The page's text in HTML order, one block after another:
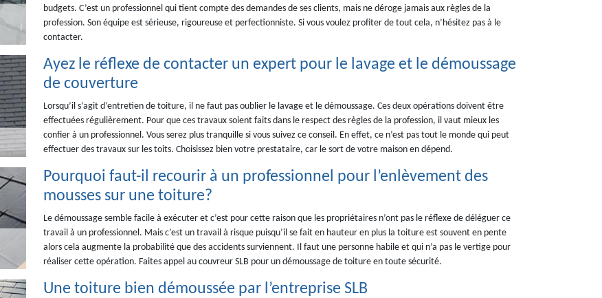
budgets. C’est un professionnel qui tient compte des demandes de ses clients, mais ne déroge jamais aux règles de la
profession. Son équipe est sérieuse, rigoureuse et perfectionniste. Si vous voulez profiter de tout cela, n’hésitez pas à le
contacter.
Ayez le réflexe de contacter un expert pour le lavage et le démoussage
de couverture
Lorsqu’il s’agit d’entretien de toiture, il ne faut pas oublier le lavage et le démoussage. Ces deux opérations doivent être
effectuées régulièrement. Pour que ces travaux soient faits dans le respect des règles de la profession, il vaut mieux les
confier à un professionnel. Vous serez plus tranquille si vous suivez ce conseil. En effet, ce n’est pas tout le monde qui peut
effectuer des travaux sur les toits. Choisissez bien votre prestataire, car le sort de votre maison en dépend.
Pourquoi faut-il recourir à un professionnel pour l’enlèvement des
mousses sur une toiture?
Le démoussage semble facile à exécuter et c’est pour cette raison que les propriétaires n’ont pas le réflexe de déléguer ce
travail à un professionnel. Mais c’est un travail à risque puisqu’il se fait en hauteur en plus la toiture est souvent en pente
alors cela augmente la probabilité que des accidents surviennent. Il faut une personne habile et qui n’a pas le vertige pour
réaliser cette opération. Faites appel au couvreur SLB pour un démoussage de toiture en toute sécurité.
Une toiture bien démoussée par l’entreprise SLB